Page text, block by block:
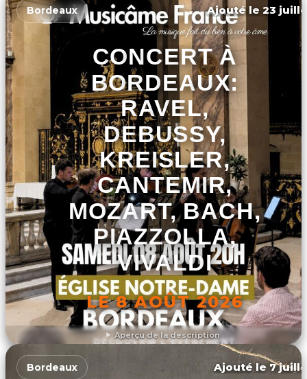
Aperçu de la description
Bordeaux Ajouté le 23
CONCERT À
BORDEAUX:
RAVEL,
DEBUSSY,
KREISLER,
CANTEMIR,
MOZART, BACH,
PIAZZOLLA,
VIVALDI
LE 8 AOÛT 2026
DÉCOUVRIR L'ÉVÉNEMENT
Bordeaux Ajouté le 7